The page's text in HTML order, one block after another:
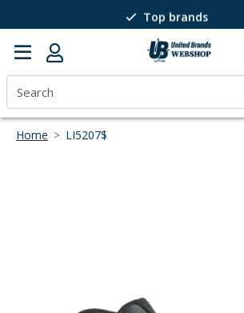
Top brands
Passion for winter sports
40 years of expertise
Home > LI5207$